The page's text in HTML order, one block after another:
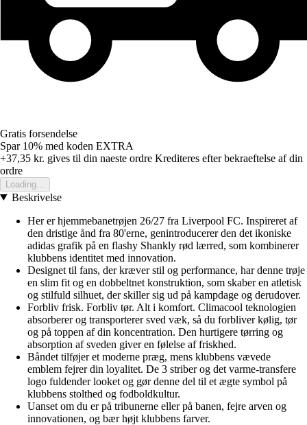
Gratis forsendelse
Spar 10% med koden EXTRA
+37,35 kr. gives til din naeste ordre Krediteres efter bekraeftelse af din
ordre
Loading...
Beskrivelse
Her er hjemmebanetrøjen 26/27 fra Liverpool FC. Inspireret af
den dristige ånd fra 80'erne, genintroducerer den det ikoniske
adidas grafik på en flashy Shankly rød lærred, som kombinerer
klubbens identitet med innovation.
Designet til fans, der kræver stil og performance, har denne trøje
en slim fit og en dobbeltnet konstruktion, som skaber en atletisk
og stilfuld silhuet, der skiller sig ud på kampdage og derudover.
Forbliv frisk. Forbliv tør. Alt i komfort. Climacool teknologien
absorberer og transporterer sved væk, så du forbliver kølig, tør
og på toppen af din koncentration. Den hurtigere tørring og
absorption af sveden giver en følelse af friskhed.
Båndet tilføjer et moderne præg, mens klubbens vævede
emblem fejrer din loyalitet. De 3 striber og det varme-transfere
logo fuldender looket og gør denne del til et ægte symbol på
klubbens stolthed og fodboldkultur.
Uanset om du er på tribunerne eller på banen, fejre arven og
innovationen, og bær højt klubbens farver.